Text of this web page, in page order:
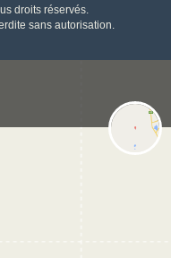
droits réservés.
sans autorisation.